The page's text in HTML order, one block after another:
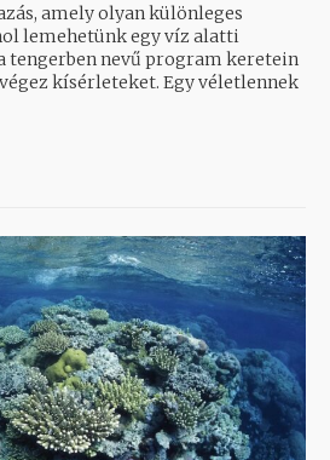
amely olyan különleges
lemehetünk egy víz alatti
tengerben nevű program keretein
Egy véletlennek